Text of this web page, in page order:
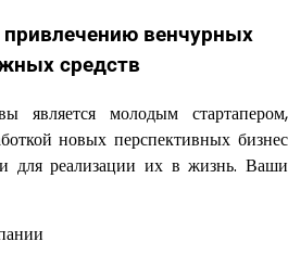
привлечению венчурных
средств
является молодым стартапером,
новых перспективных бизнес
для реализации их в жизнь. Ваши